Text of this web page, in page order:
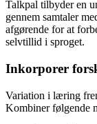
Talkpal tilbyder en
gennem samtaler
afgørende for at
selvtillid i sproget.
Inkorporer
Variation i læring
Kombiner følgende